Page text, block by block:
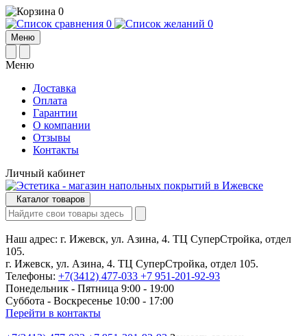
0
0
0
Меню
Меню
Доставка
Оплата
Гарантии
О компании
Отзывы
Контакты
Личный кабинет
Каталог товаров
Наш адрес: г. Ижевск, ул. Азина, 4. ТЦ СуперСтройка, отдел
105.
г. Ижевск, ул. Азина, 4. ТЦ СуперСтройка, отдел 105.
Телефоны: +7(3412) 477-033 +7 951-201-92-93
Понедельник - Пятница 9:00 - 19:00
Суббота - Воскресенье 10:00 - 17:00
Перейти в контакты